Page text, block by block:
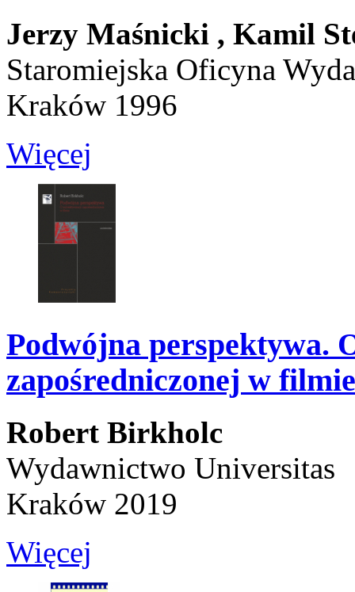
Jerzy Maśnicki , Kamil
Staromiejska Oficyna
Kraków 1996
Więcej
Podwójna perspektywa.
zapośredniczonej w filmie
Robert Birkholc
Wydawnictwo Universitas
Kraków 2019
Więcej